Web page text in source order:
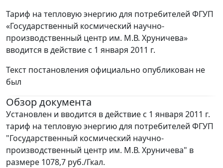
Тариф на тепловую энергию для потребителей ФГУП
«Государственный космический научно-
производственный центр им. М.В. Хруничева»
вводится в действие с 1 января 2011 г.
Текст постановления официально опубликован не
был
Обзор документа
Установлен и вводится в действие с 1 января 2011 г.
тариф на тепловую энергию для потребителей ФГУП
"Государственный космический научно-
производственный центр им. М.В. Хруничева" в
размере 1078,7 руб./Гкал.